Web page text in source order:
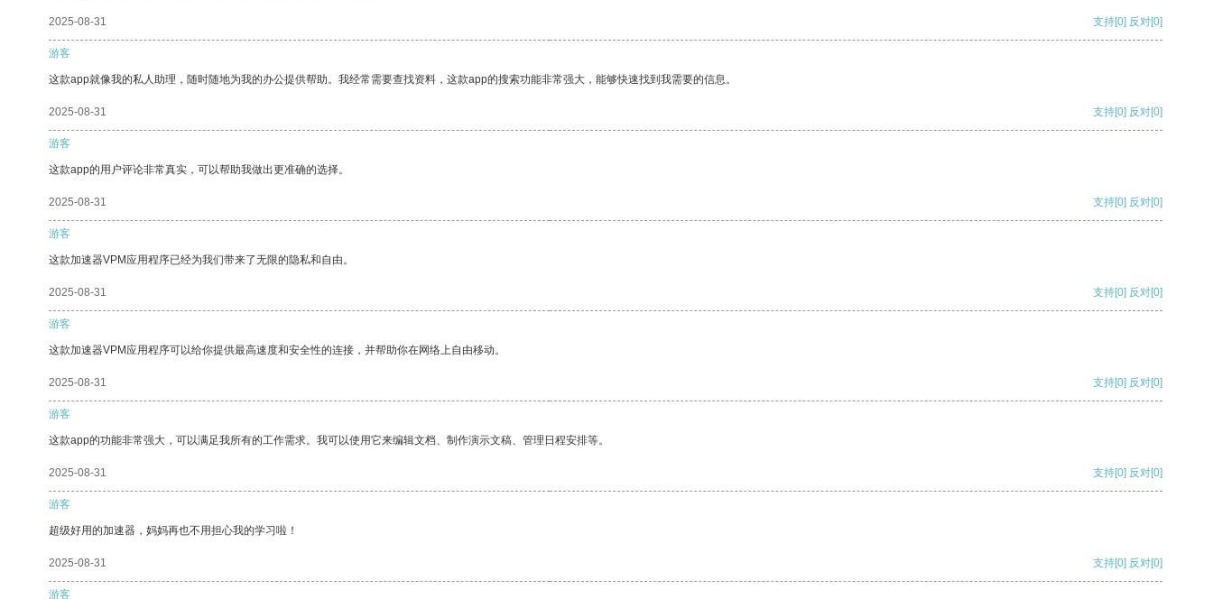
2025-08-31 支持[0] 反对[0]
游客
这款app就像我的私人助理，随时随地为我的办公提供帮助。我经常需要查找资料，这款app的搜索功能非常强大，能够快速找到我需要的信息。
2025-08-31 支持[0] 反对[0]
游客
这款app的用户评论非常真实，可以帮助我做出更准确的选择。
2025-08-31 支持[0] 反对[0]
游客
这款加速器VPM应用程序已经为我们带来了无限的隐私和自由。
2025-08-31 支持[0] 反对[0]
游客
这款加速器VPM应用程序可以给你提供最高速度和安全性的连接，并帮助你在网络上自由移动。
2025-08-31 支持[0] 反对[0]
游客
这款app的功能非常强大，可以满足我所有的工作需求。我可以使用它来编辑文档、制作演示文稿、管理日程安排等。
2025-08-31 支持[0] 反对[0]
游客
超级好用的加速器，妈妈再也不用担心我的学习啦！
2025-08-31 支持[0] 反对[0]
游客